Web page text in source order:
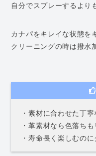
自分でスプレーするより
カナパをキレイな状態を
クリーニングの時は撥水
・素材に合わせた丁
・革素材なら色落ち
・寿命長く楽しむの